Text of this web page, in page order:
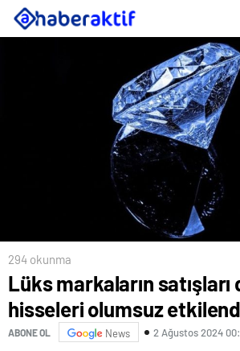
294 okunma
Lüks markaların satışları
hisseleri olumsuz
ABONE OL News 2 Ağustos 2024